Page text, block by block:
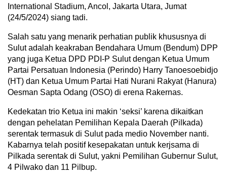
International Stadium, Ancol, Jakarta Utara, Jumat
(24/5/2024) siang tadi.
Salah satu yang menarik perhatian publik khususnya di
Sulut adalah keakraban Bendahara Umum (Bendum) DPP
yang juga Ketua DPD PDI-P Sulut dengan Ketua Umum
Partai Persatuan Indonesia (Perindo) Harry Tanoesoebidjo
(HT) dan Ketua Umum Partai Hati Nurani Rakyat (Hanura)
Oesman Sapta Odang (OSO) di erena Rakernas.
Kedekatan trio Ketua ini makin ‘seksi’ karena dikaitkan
dengan pehelatan Pemilihan Kepala Daerah (Pilkada)
serentak termasuk di Sulut pada medio November nanti.
Kabarnya telah positif kesepakatan untuk kerjsama di
Pilkada serentak di Sulut, yakni Pemilihan Gubernur Sulut,
4 Pilwako dan 11 Pilbup.